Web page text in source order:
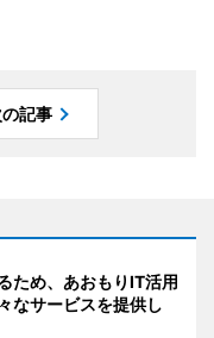
記事
ため、あおもりIT活用
なサービスを提供し